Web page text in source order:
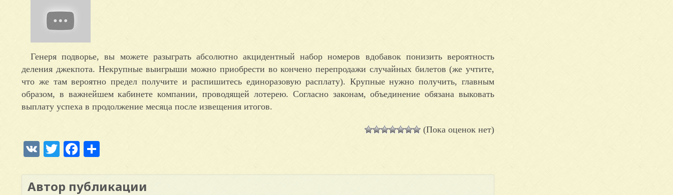
Генеря подворье, вы можете разыграть абсолютно акцидентный набор номеров вдобавок понизить вероятность
деления джекпота. Некрупные выигрыши можно приобрести во кончено перепродажи случайных билетов (же учтите,
что же там вероятно предел получите и распишитесь единоразовую расплату). Крупные нужно получить, главным
образом, в важнейшем кабинете компании, проводящей лотерею. Согласно законам, объединение обязана выковать
выплату успеха в продолжение месяца после извещения итогов.
(Пока оценок нет)
VK TwitterFacebook
Автор публикации